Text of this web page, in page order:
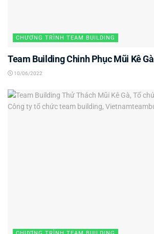
CHƯƠNG TRÌNH TEAM BUILDING
Team Building Chinh Phục Mũi Kê Gà
10/06/2022